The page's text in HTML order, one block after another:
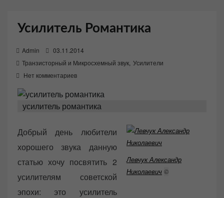
Усилитель Романтика
Admin
o
s
e
d
03.11.2014
Транзисторный и Микросхемный звук Усилители
Нет комментариев
усилитель романтика
Левчук Александр
Николаевич ©
Добрый день любители
хорошего звука данную
статью хочу посвятить 2
усилителям советской
эпохи: это усилитель